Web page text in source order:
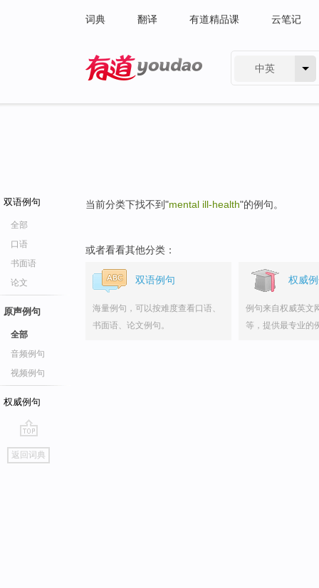
词典 翻译 有道精品课 云笔记
中英
双语例句
全部
口语
书面语
论文
原声例句
全部
音频例句
视频例句
权威例句
go
top
返回词典
当前分类下找不到"mental ill-health"的例句。
或者看看其他分类：
双语例句
海量例句，可以按难度查看口语、
书面语、论文例句。
权威
例句来自权威英文
等，提供最专业的